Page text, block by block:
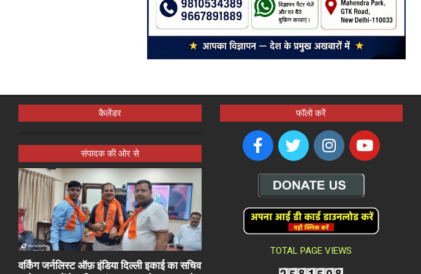
कैलेंडर
संपादक की ओर से
वर्किंग जर्नलिस्ट ऑफ़ इंडिया दिल्ली इकाई का सचिव
फॉलो करें
TOTAL PAGE VIEWS